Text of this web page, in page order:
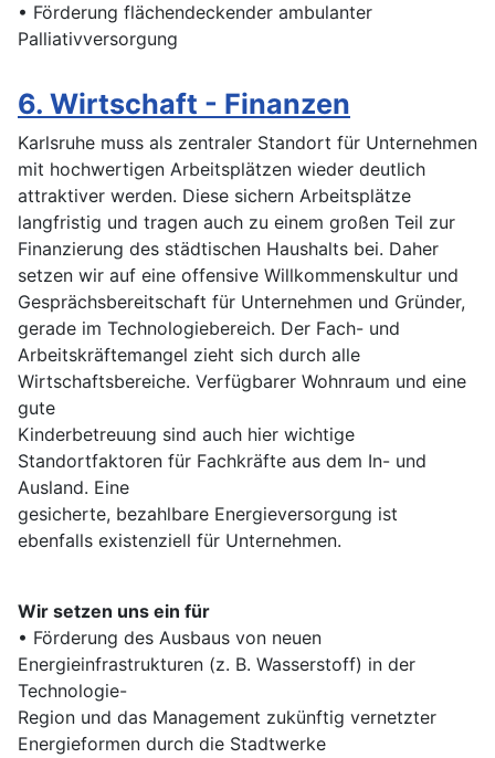
• Förderung flächendeckender ambulanter
Palliativversorgung
6. Wirtschaft - Finanzen
Karlsruhe muss als zentraler Standort für Unternehmen
mit hochwertigen Arbeitsplätzen wieder deutlich
attraktiver werden. Diese sichern Arbeitsplätze
langfristig und tragen auch zu einem großen Teil zur
Finanzierung des städtischen Haushalts bei. Daher
setzen wir auf eine offensive Willkommenskultur und
Gesprächsbereitschaft für Unternehmen und Gründer,
gerade im Technologiebereich. Der Fach- und
Arbeitskräftemangel zieht sich durch alle
Wirtschaftsbereiche. Verfügbarer Wohnraum und eine
gute
Kinderbetreuung sind auch hier wichtige
Standortfaktoren für Fachkräfte aus dem In- und
Ausland. Eine
gesicherte, bezahlbare Energieversorgung ist
ebenfalls existenziell für Unternehmen.
Wir setzen uns ein für
• Förderung des Ausbaus von neuen
Energieinfrastrukturen (z. B. Wasserstoff) in der
Technologie-
Region und das Management zukünftig vernetzter
Energieformen durch die Stadtwerke